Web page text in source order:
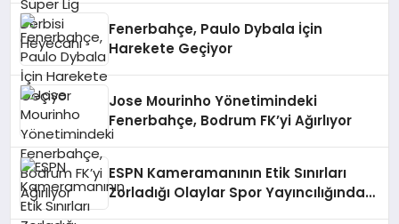
Fenerbahçe, Paulo Dybala İçin
Harekete Geçiyor
Jose Mourinho Yönetimindeki
Fenerbahçe, Bodrum FK’yi Ağırlıyor
ESPN Kameramanının Etik Sınırları
Zorladığı Olaylar Spor Yayıncılığında